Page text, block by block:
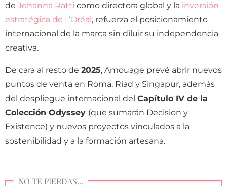
de Johanna Ratti como directora global y la inversión
estratégica de L’Oréal , refuerza el posicionamiento
internacional de la marca sin diluir su independencia
creativa.
De cara al resto de 2025, Amouage prevé abrir nuevos
puntos de venta en Roma, Riad y Singapur, además
del despliegue internacional del Capítulo IV de la
Colección Odyssey (que sumarán Decision y
Existence) y nuevos proyectos vinculados a la
sostenibilidad y a la formación artesana.